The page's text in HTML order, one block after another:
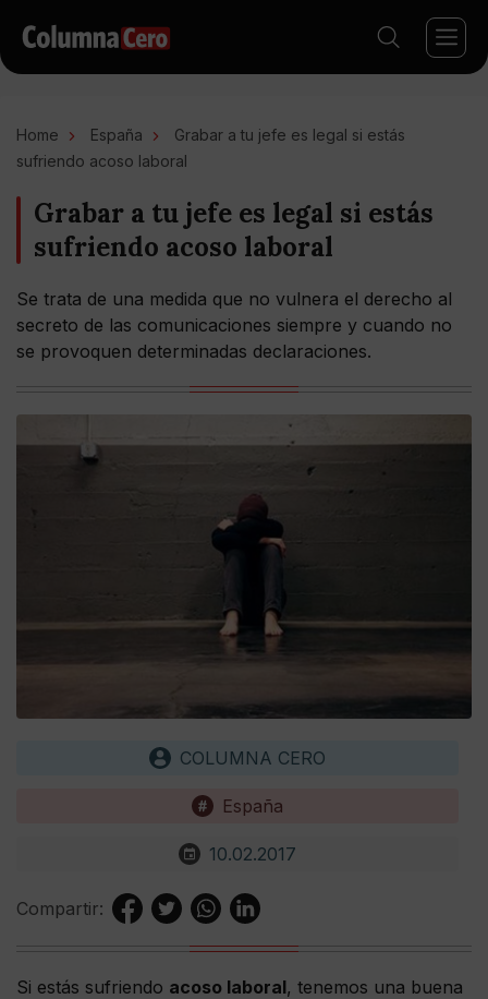
Home España
Grabar a tu jefe es legal si estás
sufriendo acoso laboral
Grabar a tu jefe es legal si estás
sufriendo acoso laboral
Se trata de una medida que no vulnera el derecho al
secreto de las comunicaciones siempre y cuando no
se provoquen determinadas declaraciones.
COLUMNA CERO
España
10.02.2017
Compartir:
Si estás sufriendo acoso laboral, tenemos una buena